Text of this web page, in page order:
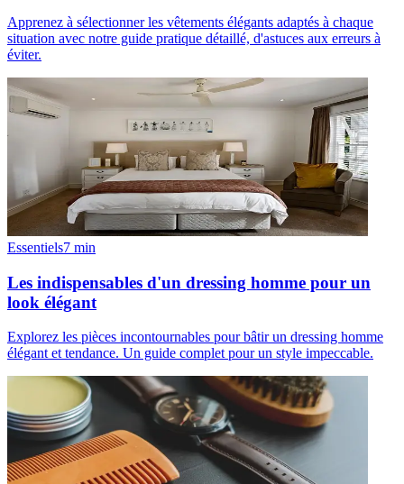
Apprenez à sélectionner les vêtements élégants adaptés à chaque
situation avec notre guide pratique détaillé, d'astuces aux erreurs à
éviter.
Essentiels7 min
Les indispensables d'un dressing homme pour un
look élégant
Explorez les pièces incontournables pour bâtir un dressing homme
élégant et tendance. Un guide complet pour un style impeccable.